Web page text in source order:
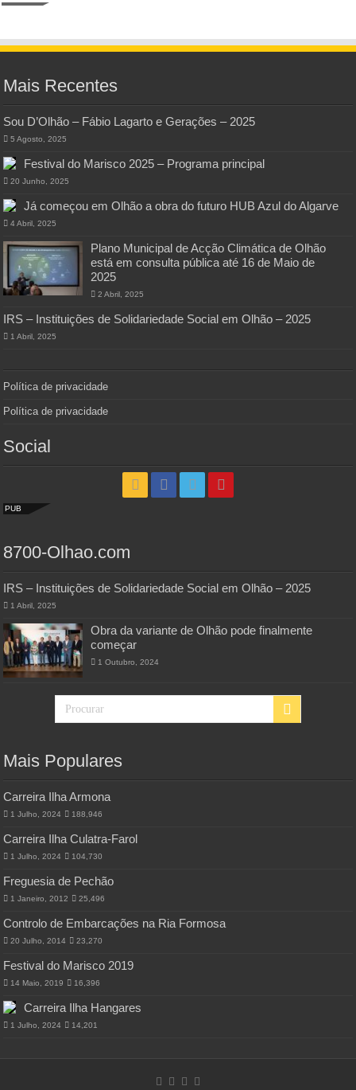
Mais Recentes
Sou D’Olhão – Fábio Lagarto e Gerações – 2025
5 Agosto, 2025
Festival do Marisco 2025 – Programa principal
20 Junho, 2025
Já começou em Olhão a obra do futuro HUB Azul do Algarve
4 Abril, 2025
Plano Municipal de Acção Climática de Olhão
está em consulta pública até 16 de Maio de
2025
2 Abril, 2025
IRS – Instituições de Solidariedade Social em Olhão – 2025
1 Abril, 2025
Política de privacidade
Política de privacidade
Social
PUB
8700-Olhao.com
IRS – Instituições de Solidariedade Social em Olhão – 2025
1 Abril, 2025
Obra da variante de Olhão pode finalmente
começar
1 Outubro, 2024
Mais Populares
Carreira Ilha Armona
1 Julho, 2024 188,946
Carreira Ilha Culatra-Farol
1 Julho, 2024 104,730
Freguesia de Pechão
1 Janeiro, 2012 25,496
Controlo de Embarcações na Ria Formosa
20 Julho, 2014 23,270
Festival do Marisco 2019
14 Maio, 2019 16,396
Carreira Ilha Hangares
1 Julho, 2024 14,201